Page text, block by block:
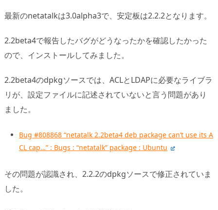
最新のnetatalkは3.0alpha3で、安定板は2.2.2となります。
2.2beta4で報告したバグがどうなったかを確認したかった
ので、インストールしてみました。
2.2beta4のdpkgソースでは、ACLとLDAPに必要なライブラ
リが、設定ファイルに記述されていないと言う問題があり
ました。
Bug #808868 “netatalk 2.2beta4 deb package can’t use its A
CL cap…” : Bugs : “netatalk” package : Ubuntu
その問題が認識され、2.2.2のdpkgソースで修正されていま
した。